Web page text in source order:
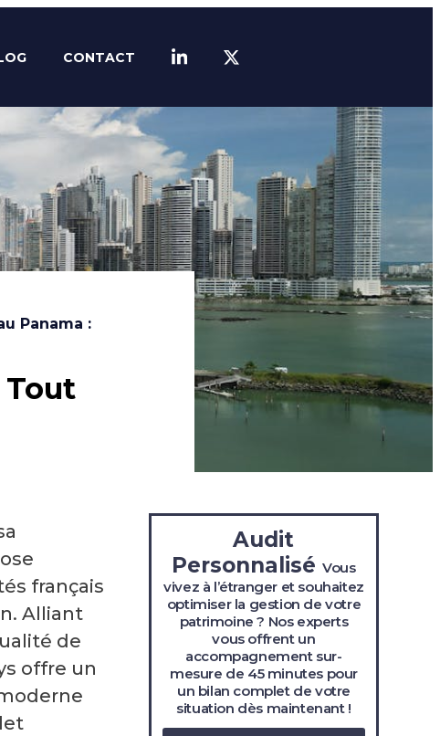
CONTACT
LINKEDINTWITTER
Panama :
Tout
français
Alliant
de
offre un
Audit
PersonnaliséVous
vivez à l’étranger et souhaitez
optimiser la gestion de votre
patrimoine ? Nos experts
vous offrent un
accompagnement sur-
mesure de 45 minutes pour
un bilan complet de votre
situation dès maintenant !